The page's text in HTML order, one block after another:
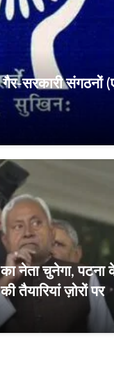
सरकारी संगठनों
नेता चुनेगा, पटना
तैयारियां ज़ोरों पर